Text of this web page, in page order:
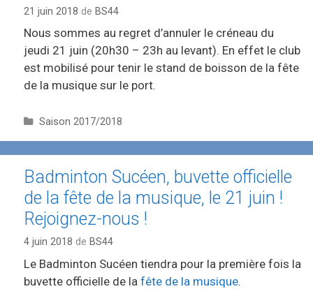
21 juin 2018 de BS44
Nous sommes au regret d’annuler le créneau du
jeudi 21 juin (20h30 – 23h au levant). En effet le club
est mobilisé pour tenir le stand de boisson de la fête
de la musique sur le port.
C
g
o
i
e
Saison 2017/2018
Badminton Sucéen, buvette officielle
de la fête de la musique, le 21 juin !
Rejoignez-nous !
4 juin 2018 de BS44
Le Badminton Sucéen tiendra pour la première fois la
buvette officielle de la fête de la musique.